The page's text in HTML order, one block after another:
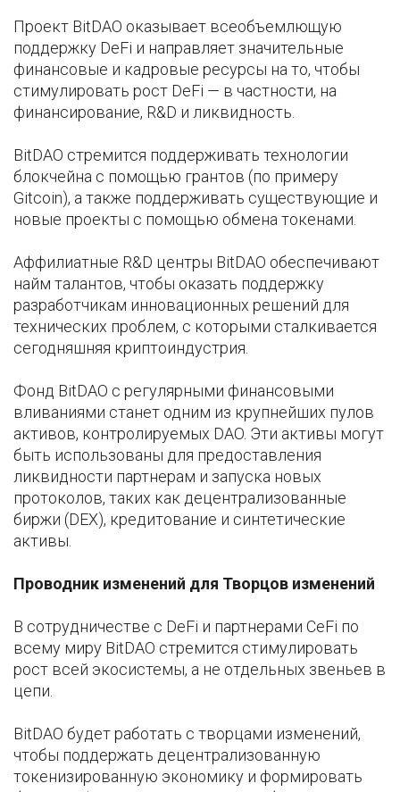
Проект BitDAO оказывает всеобъемлющую
поддержку DeFi и направляет значительные
финансовые и кадровые ресурсы на то, чтобы
стимулировать рост DeFi — в частности, на
финансирование, R&D и ликвидность.
BitDAO стремится поддерживать технологии
блокчейна с помощью грантов (по примеру
Gitcoin), а также поддерживать существующие и
новые проекты с помощью обмена токенами.
Аффилиатные R&D центры BitDAO обеспечивают
найм талантов, чтобы оказать поддержку
разработчикам инновационных решений для
технических проблем, с которыми сталкивается
сегодняшняя криптоиндустрия.
Фонд BitDAO с регулярными финансовыми
вливаниями станет одним из крупнейших пулов
активов, контролируемых DAO. Эти активы могут
быть использованы для предоставления
ликвидности партнерам и запуска новых
протоколов, таких как децентрализованные
биржи (DEX), кредитование и синтетические
активы.
Проводник изменений для Творцов изменений
В сотрудничестве с DeFi и партнерами CeFi по
всему миру BitDAO стремится стимулировать
рост всей экосистемы, а не отдельных звеньев в
цепи.
BitDAO будет работать с творцами изменений,
чтобы поддержать децентрализованную
токенизированную экономику и формировать